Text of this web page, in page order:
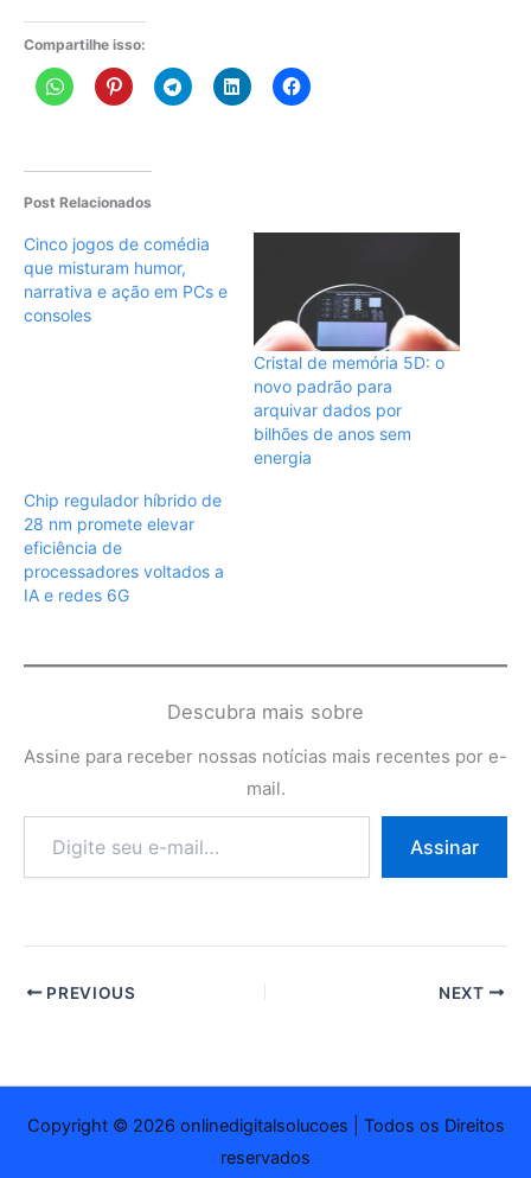
Compartilhe isso:
Post Relacionados
Cinco jogos de comédia
que misturam humor,
narrativa e ação em PCs e
consoles
Cristal de memória 5D: o
novo padrão para
arquivar dados por
bilhões de anos sem
energia
Chip regulador híbrido de
28 nm promete elevar
eficiência de
processadores voltados a
IA e redes 6G
Descubra mais sobre
Assine para receber nossas notícias mais recentes por e-
mail.
e-
Assinar
PREVIOUS NEXT
Copyright © 2026 onlinedigitalsolucoes | Todos os Direitos
reservados